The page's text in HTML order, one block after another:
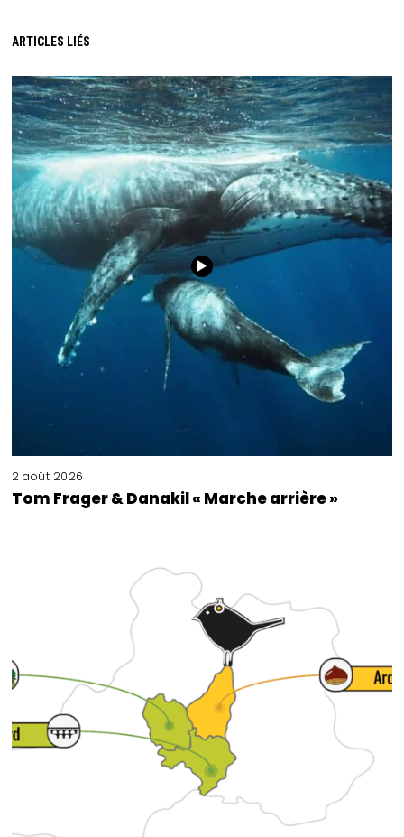
ARTICLES LIÉS
2 août 2026
Tom Frager & Danakil « Marche arrière »